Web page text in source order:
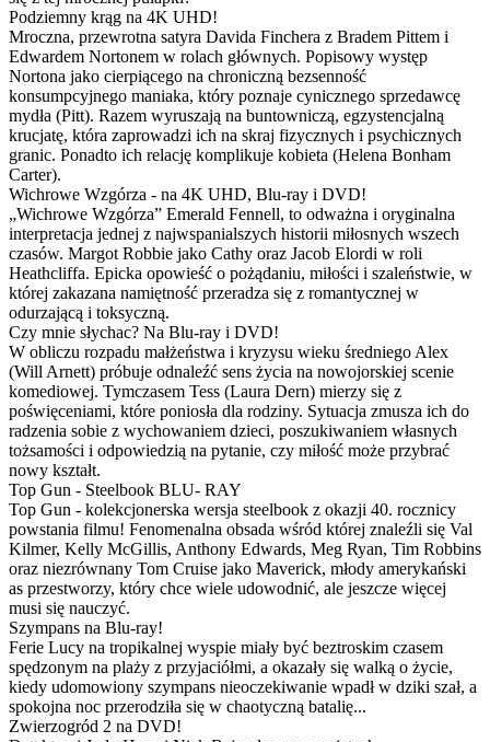
Podziemny krąg na 4K UHD!
Mroczna, przewrotna satyra Davida Finchera z Bradem Pittem i
Edwardem Nortonem w rolach głównych. Popisowy występ
Nortona jako cierpiącego na chroniczną bezsenność
konsumpcyjnego maniaka, który poznaje cynicznego sprzedawcę
mydła (Pitt). Razem wyruszają na buntowniczą, egzystencjalną
krucjatę, która zaprowadzi ich na skraj fizycznych i psychicznych
granic. Ponadto ich relację komplikuje kobieta (Helena Bonham
Carter).
Wichrowe Wzgórza - na 4K UHD, Blu-ray i DVD!
„Wichrowe Wzgórza” Emerald Fennell, to odważna i oryginalna
interpretacja jednej z najwspanialszych historii miłosnych wszech
czasów. Margot Robbie jako Cathy oraz Jacob Elordi w roli
Heathcliffa. Epicka opowieść o pożądaniu, miłości i szaleństwie, w
której zakazana namiętność przeradza się z romantycznej w
odurzającą i toksyczną.
Czy mnie słychac? Na Blu-ray i DVD!
W obliczu rozpadu małżeństwa i kryzysu wieku średniego Alex
(Will Arnett) próbuje odnaleźć sens życia na nowojorskiej scenie
komediowej. Tymczasem Tess (Laura Dern) mierzy się z
poświęceniami, które poniosła dla rodziny. Sytuacja zmusza ich do
radzenia sobie z wychowaniem dzieci, poszukiwaniem własnych
tożsamości i odpowiedzią na pytanie, czy miłość może przybrać
nowy kształt.
Top Gun - Steelbook BLU- RAY
Top Gun - kolekcjonerska wersja steelbook z okazji 40. rocznicy
powstania filmu! Fenomenalna obsada wśród której znaleźli się Val
Kilmer, Kelly McGillis, Anthony Edwards, Meg Ryan, Tim Robbins
oraz niezrównany Tom Cruise jako Maverick, młody amerykański
as przestworzy, który chce wiele udowodnić, ale jeszcze więcej
musi się nauczyć.
Szympans na Blu-ray!
Ferie Lucy na tropikalnej wyspie miały być beztroskim czasem
spędzonym na plaży z przyjaciółmi, a okazały się walką o życie,
kiedy udomowiony szympans nieoczekiwanie wpadł w dziki szał, a
spokojna noc przerodziła się w chaotyczną batalię...
Zwierzogród 2 na DVD!